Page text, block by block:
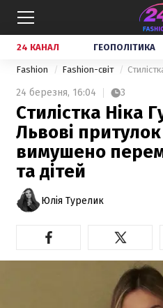
24 КАНАЛ ГЕОПОЛІТИКА
Fashion Fashion-світ
24 березня, 16:04 3
Стилістка Ніка
Львові притулок
вимушено
та дітей
Юлія Турелик